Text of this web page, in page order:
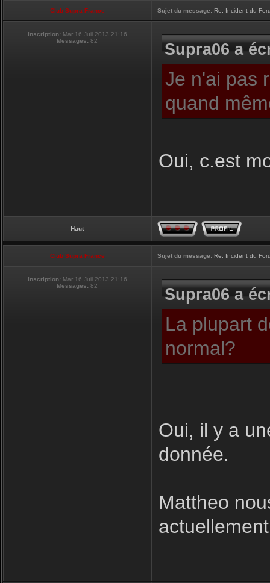
Club Supra France Sujet du message: Re: Incident du
Inscription: Mar 16 Juil 2013 21:16
Messages: 82 Supra06 a
Je n'ai pas
quand
Oui, c.est
Haut
Club Supra France Sujet du message: Re: Incident du
Inscription: Mar 16 Juil 2013 21:16
Messages: 82 Supra06 a
La plupart
normal?
Oui, il y a
donnée.
Mattheo